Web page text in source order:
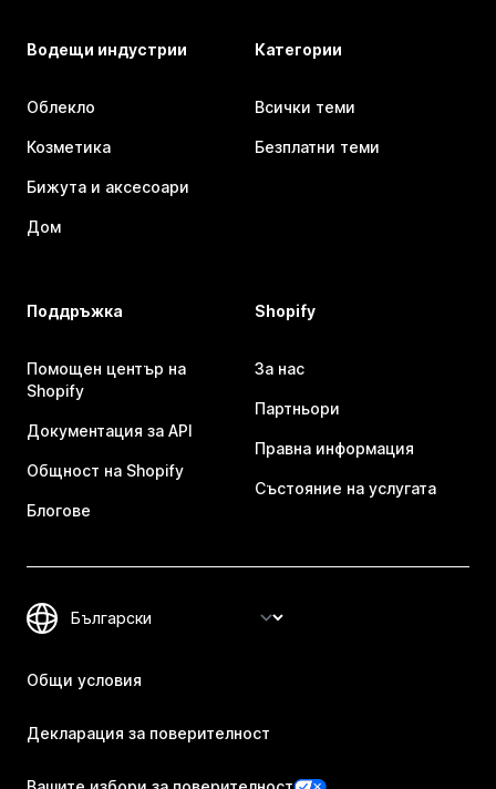
Водещи индустрии
Облекло
Козметика
Бижута и аксесоари
Дом
Категории
Всички теми
Безплатни теми
Поддръжка
Помощен център на
Shopify
Документация за API
Общност на Shopify
Блогове
Shopify
За нас
Партньори
Правна информация
Състояние на услугата
Общи условия
Декларация за поверителност